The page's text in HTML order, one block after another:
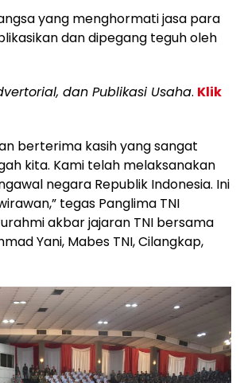
yang menghormati jasa para
dan dipegang teguh oleh
dan Publikasi Usaha. Klik
berterima kasih yang sangat
kita. Kami telah melaksanakan
negara Republik Indonesia. Ini
tegas Panglima TNI
akbar jajaran TNI bersama
Yani, Mabes TNI, Cilangkap,